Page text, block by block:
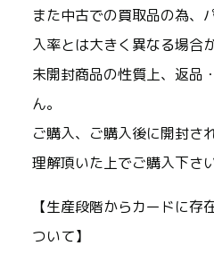
また中古での買取品の為、
入率とは大きく異なる場合
未開封商品の性質上、返品
ん。
ご購入、ご購入後に開封さ
理解頂いた上でご購入下さい
【生産段階からカードに存
ついて】